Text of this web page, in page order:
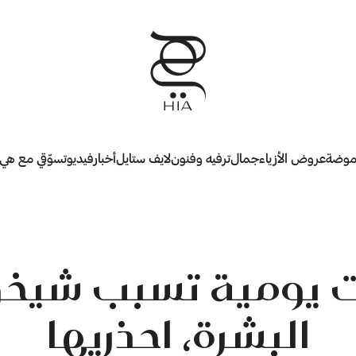
موضةعروض الأزياءجمالترفيه وفنونلايف ستايلأخبارفيديوتسوّقي مع هي
يومية تسبب
البشرة، احذريها